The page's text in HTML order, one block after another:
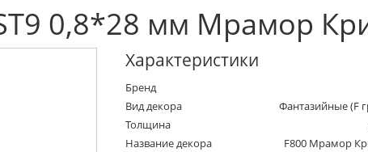
0,8*28 мм Мрамор
Характеристики
Бренд
Вид декора
Фантазийные (F
Толщина
Название декора
F800 Мрамор